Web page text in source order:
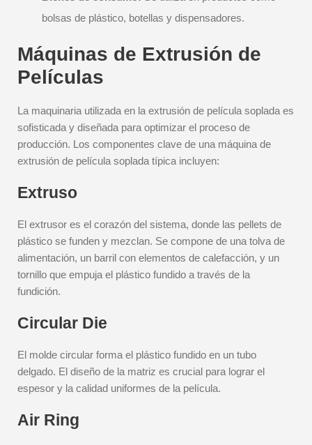
bolsas de plástico, botellas y dispensadores.
Máquinas de Extrusión de
Películas
La maquinaria utilizada en la extrusión de película soplada es
sofisticada y diseñada para optimizar el proceso de
producción. Los componentes clave de una máquina de
extrusión de película soplada típica incluyen:
Extruso
El extrusor es el corazón del sistema, donde las pellets de
plástico se funden y mezclan. Se compone de una tolva de
alimentación, un barril con elementos de calefacción, y un
tornillo que empuja el plástico fundido a través de la
fundición.
Circular Die
El molde circular forma el plástico fundido en un tubo
delgado. El diseño de la matriz es crucial para lograr el
espesor y la calidad uniformes de la película.
Air Ring